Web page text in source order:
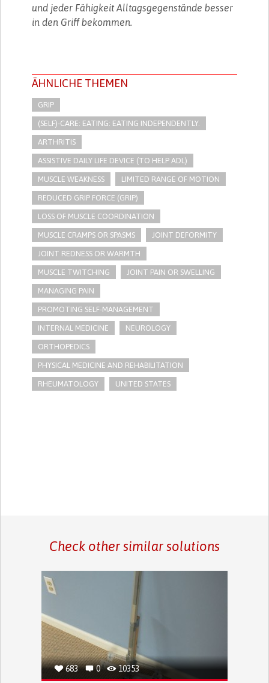
und jeder Fähigkeit Alltagsgegenstände besser
in den Griff bekommen.
ÄHNLICHE THEMEN
GRIP
(SELF)-CARE: EATING: EATING INDEPENDENTLY.
ARTHRITIS
ASSISTIVE DAILY LIFE DEVICE (TO HELP ADL)
MUSCLE WEAKNESS LIMITED RANGE OF MOTION
REDUCED GRIP FORCE (GRIP)
LOSS OF MUSCLE COORDINATION
MUSCLE CRAMPS OR SPASMS JOINT DEFORMITY
JOINT REDNESS OR WARMTH
MUSCLE TWITCHING JOINT PAIN OR SWELLING
MANAGING PAIN
PROMOTING SELF-MANAGEMENT
INTERNAL MEDICINE NEUROLOGY
ORTHOPEDICS
PHYSICAL MEDICINE AND REHABILITATION
RHEUMATOLOGY UNITED STATES
Check other similar solutions
683 0 10353